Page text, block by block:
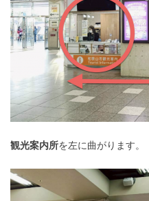
観光案内所を左に曲がります。